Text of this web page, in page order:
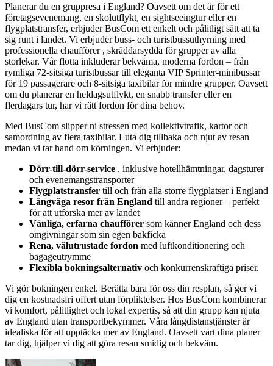
Planerar du en gruppresa i England? Oavsett om det är för ett
företagsevenemang, en skolutflykt, en sightseeingtur eller en
flygplatstransfer, erbjuder BusCom ett enkelt och pålitligt sätt att ta
sig runt i landet. Vi erbjuder buss- och turistbussuthyrning med
professionella chaufförer , skräddarsydda för grupper av alla
storlekar. Vår flotta inkluderar bekväma, moderna fordon – från
rymliga 72-sitsiga turistbussar till eleganta VIP Sprinter-minibussar
för 19 passagerare och 8-sitsiga taxibilar för mindre grupper. Oavsett
om du planerar en heldagsutflykt, en snabb transfer eller en
flerdagars tur, har vi rätt fordon för dina behov.
Med BusCom slipper ni stressen med kollektivtrafik, kartor och
samordning av flera taxibilar. Luta dig tillbaka och njut av resan
medan vi tar hand om körningen. Vi erbjuder:
Dörr-till-dörr-service , inklusive hotellhämtningar, dagsturer
och evenemangstransporter
Flygplatstransfer till och från alla större flygplatser i England
Långväga resor från England till andra regioner – perfekt
för att utforska mer av landet
Vänliga, erfarna chaufförer som känner England och dess
omgivningar som sin egen bakficka
Rena, välutrustade fordon med luftkonditionering och
bagageutrymme
Flexibla bokningsalternativ och konkurrenskraftiga priser.
Vi gör bokningen enkel. Berätta bara för oss din resplan, så ger vi
dig en kostnadsfri offert utan förpliktelser. Hos BusCom kombinerar
vi komfort, pålitlighet och lokal expertis, så att din grupp kan njuta
av England utan transportbekymmer. Våra långdistanstjänster är
idealiska för att upptäcka mer av England. Oavsett vart dina planer
tar dig, hjälper vi dig att göra resan smidig och bekväm.